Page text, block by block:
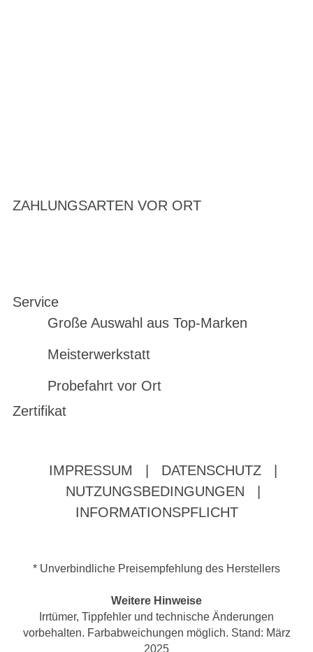
ZAHLUNGSARTEN VOR ORT
Service
Große Auswahl aus Top-Marken
Meisterwerkstatt
Probefahrt vor Ort
Zertifikat
IMPRESSUM DATENSCHUTZ
NUTZUNGSBEDINGUNGEN
INFORMATIONSPFLICHT
* Unverbindliche Preisempfehlung des Herstellers
Weitere Hinweise
Irrtümer, Tippfehler und technische Änderungen
vorbehalten. Farbabweichungen möglich. Stand: März
2025